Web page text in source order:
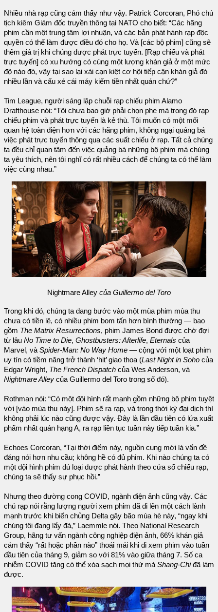
Nhiều nhà rạp cũng cảm thấy như vậy. Patrick Corcoran, Phó chủ
tịch kiêm Giám đốc truyền thông tại NATO cho biết: “Các hãng
phim cần một trung tâm lợi nhuận, và các bản phát hành rạp độc
quyền có thể làm được điều đó cho họ. Và [các bộ phim] cũng sẽ
thêm giá trị khi chúng được phát trực tuyến. [Rạp chiếu và phát
trực tuyến] có xu hướng có cùng một lượng khán giả ở một mức
độ nào đó, vậy tại sao lại xài cạn kiệt cơ hội tiếp cận khán giả đó
nhiều lần và cấu xé cái máy kiếm tiền nhất quán chứ?”
Tim League, người sáng lập chuỗi rạp chiếu phim Alamo
Drafthouse nói: “Tôi chưa bao giờ phải chọn phe mà trong đó rạp
chiếu phim và phát trực tuyến là kẻ thù. Tôi muốn có một mối
quan hệ toàn diện hơn với các hãng phim, không ngại quảng bá
việc phát trực tuyến thông qua các suất chiếu ở rạp. Tất cả chúng
ta đều chỉ quan tâm đến việc quảng bá những bộ phim mà chúng
ta yêu thích, nên tôi nghĩ có rất nhiều cách để chúng ta có thể làm
việc cùng nhau.”
Nightmare Alley của Guillermo del Toro
Trong khi đó, chúng ta đang bước vào một mùa phim mùa thu
chưa có tiền lệ, có nhiều phim bom tấn hơn bình thường — bao
gồm The Matrix Resurrections, phim James Bond được chờ đợi
từ lâu No Time to Die, Ghostbusters: Afterlife, Eternals của
Marvel, và Spider-Man: No Way Home — cộng với một loạt phim
uy tín có tiềm năng trở thành ‘hit’ giao thoa (Last Night in Soho của
Edgar Wright, The French Dispatch của Wes Anderson, và
Nightmare Alley của Guillermo del Toro trong số đó).
Rothman nói: “Có một đội hình rất mạnh gồm những bộ phim tuyệt
vời [vào mùa thu này]. Phim sẽ ra rạp, và trong thời kỳ đại dịch thì
không phải lúc nào cũng được vậy. Đây là lần đầu tiên có lứa xuất
phẩm nhất quán hạng A, ra rạp liền tục tuần này tiếp tuần kia.”
Echoes Corcoran, “Tại thời điểm này, nguồn cung mới là vấn đề
đáng nói hơn nhu cầu; không hề có đủ phim. Khi nào chúng ta có
một đội hình phim đủ loại được phát hành theo cửa sổ chiếu rạp,
chúng ta sẽ thấy sự phục hồi.”
Nhưng theo đường cong COVID, ngành điện ảnh cũng vậy. Các
chủ rạp nói rằng lượng người xem phim đã đi lên một cách lành
mạnh trước khi biến chủng Delta gây bão mùa hè này, “ngay khi
chúng tôi đang lấy đà,” Laemmle nói. Theo National Research
Group, hãng tư vấn ngành công nghiệp điện ảnh, 66% khán giả
cảm thấy “rất hoặc phần nào” thoải mái khi đi xem phim vào tuần
đầu tiên của tháng 9, giảm so với 81% vào giữa tháng 7. Số ca
nhiễm COVID tăng có thể xóa sạch mọi thứ mà Shang-Chiđã làm
được.